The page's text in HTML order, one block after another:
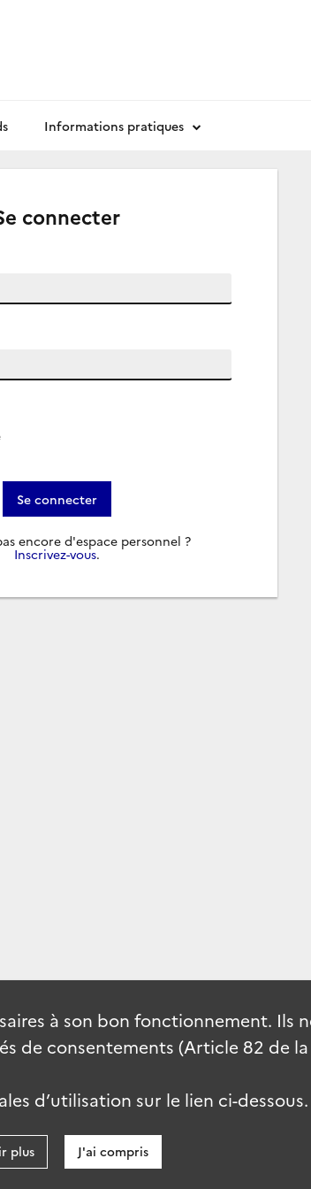
Informations pratiques
connecter
Se connecter
encore d'espace personnel ?
Inscrivez-vous.
à son bon fonctionnement. Ils
de consentements (Article 82 de
d’utilisation sur le lien ci-dessous.
plus J'ai compris